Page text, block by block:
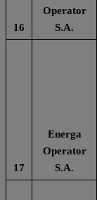
16
Operator
S.A.
17
Energa
Operator
S.A.